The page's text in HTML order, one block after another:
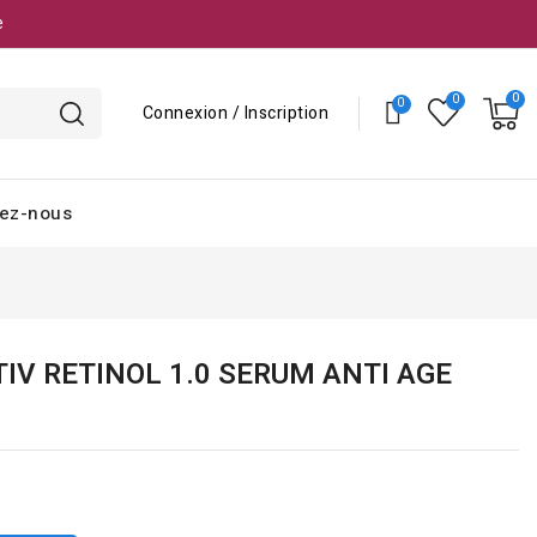
Connexion / Inscription
nous
RETINOL 1.0 SERUM ANTI AGE